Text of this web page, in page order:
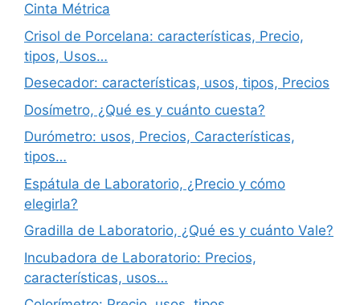
Cinta Métrica
Crisol de Porcelana: características, Precio,
tipos, Usos…
Desecador: características, usos, tipos, Precios
Dosímetro, ¿Qué es y cuánto cuesta?
Durómetro: usos, Precios, Características,
tipos…
Espátula de Laboratorio, ¿Precio y cómo
elegirla?
Gradilla de Laboratorio, ¿Qué es y cuánto Vale?
Incubadora de Laboratorio: Precios,
características, usos…